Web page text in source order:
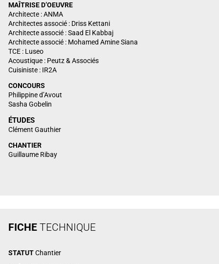
MAÎTRISED’OEUVRE
Architecte : ANMA
Architectes associé : Driss Kettani
Architecte associé : Saad El Kabbaj
Architecte associé : Mohamed Amine Siana
TCE : Luseo
Acoustique : Peutz & Associés
Cuisiniste : IR2A
CONCOURS
Philippine d’Avout
Sasha Gobelin
ÉTUDES
Clément Gauthier
CHANTIER
Guillaume Ribay
FICHETECHNIQUE
STATUTChantier